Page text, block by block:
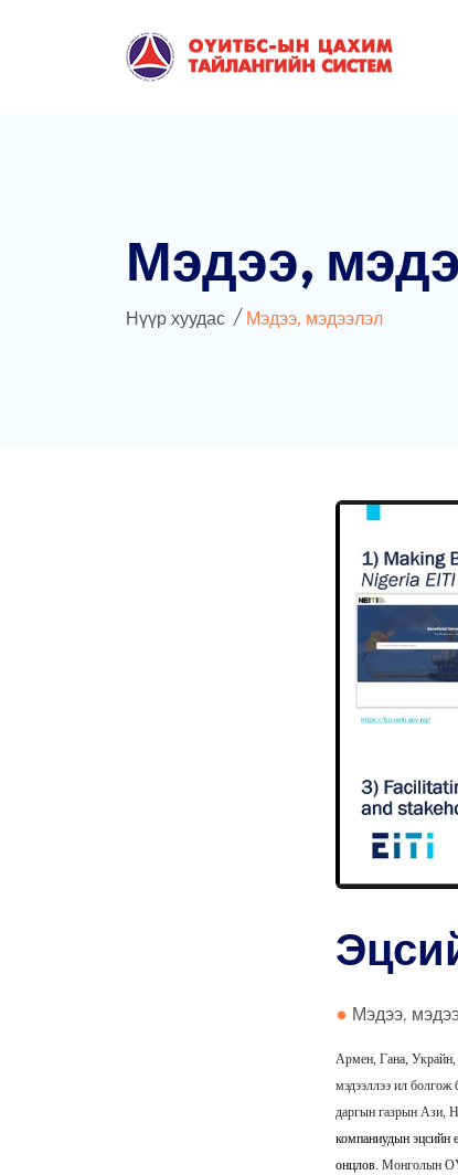
Мэдээ,
Нүүр хуудас Мэдээ, мэдээлэл
Мэдээ,
Армен, Гана, Украйн,
мэдээллээ ил
даргын газрын Ази,
компаниудын эцсийн
онцлов. Монголын